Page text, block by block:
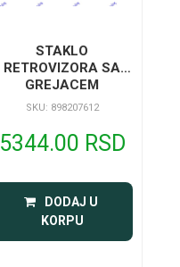
STAKLO
RETROVIZORA SA
GREJACEM
SKU: 898207612
5344.00 RSD
DODAJ U
KORPU